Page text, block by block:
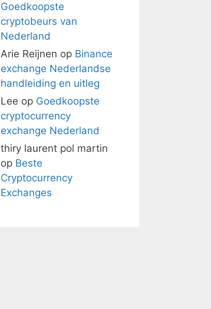
Goedkoopste
cryptobeurs van
Nederland
Arie Reijnen op Binance
exchange Nederlandse
handleiding en uitleg
Lee op Goedkoopste
cryptocurrency
exchange Nederland
thiry laurent pol martin
op Beste
Cryptocurrency
Exchanges